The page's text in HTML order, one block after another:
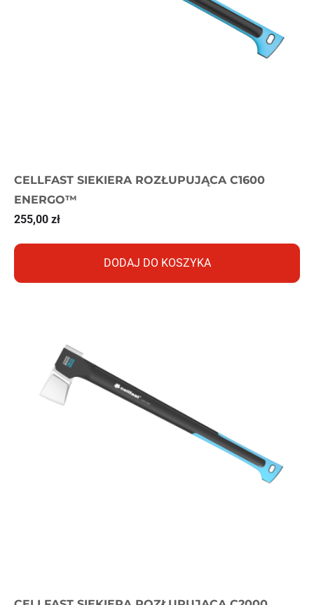
CELLFAST SIEKIERA ROZŁUPUJĄCA C1600
ENERGO™
255,00 zł
DODAJ DO KOSZYKA